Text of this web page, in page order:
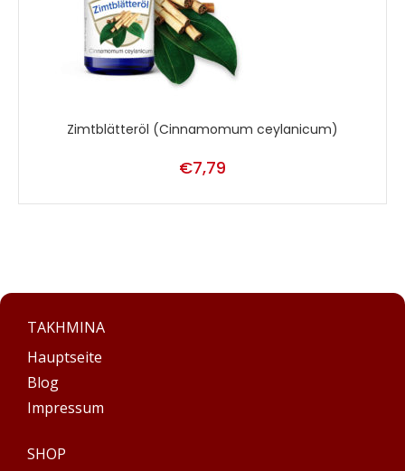
Zimtblätteröl (Cinnamomum ceylanicum)
€7,79
TAKHMINA
Hauptseite
Blog
Impressum
SHOP